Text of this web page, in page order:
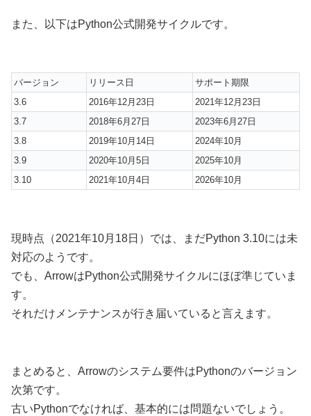
また、以下はPython公式開発サイクルです。
バージョン リリース日
サポート期限
3.6
2016年12月23日
2021年12月23日
3.7
2018年6月27日
2023年6月27日
3.8
2019年10月14日
2024年10月
3.9
2020年10月5日
2025年10月
3.10
2021年10月4日 2026年10月
現時点（2021年10月18日）では、まだPython 3.10には未
対応のようです。
でも、ArrowはPython公式開発サイクルにほぼ準じていま
す。
それだけメンテナンスが行き届いていると言えます。
まとめると、Arrowのシステム要件はPythonのバージョン
次第です。
古いPythonでなければ、基本的には問題ないでしょう。